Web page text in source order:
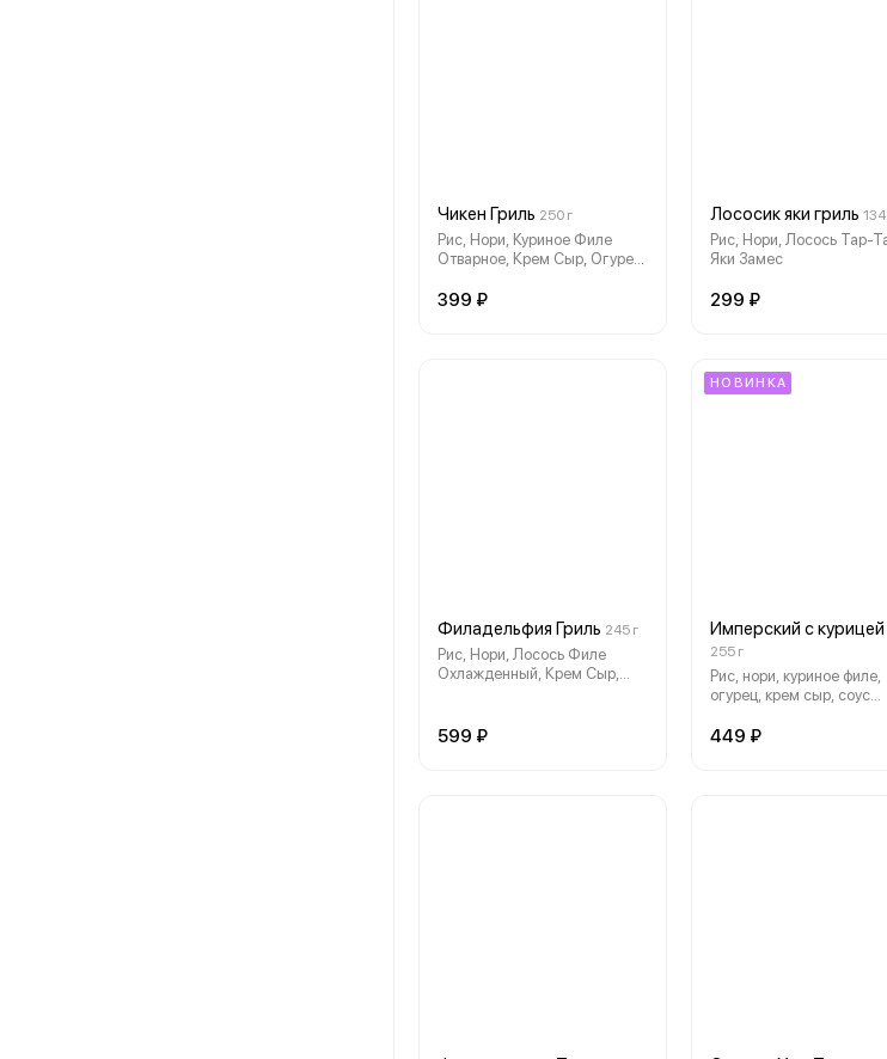
Чикен Гриль 250 г
Рис, Нори, Куриное Филе
Отварное, Крем Сыр, Огурец,
399 ₽
Лососик яки гриль 134
Рис, Нори, Лосось Тар-
Яки Замес
299 ₽
Филадельфия Гриль 245 г
Рис, Нори, Лосось Филе
Охлажденный, Крем Сыр,
599 ₽
НОВИНКА
Имперский с курицей
255 г
Рис, нори, куриное филе,
огурец, крем сыр, соус
449 ₽